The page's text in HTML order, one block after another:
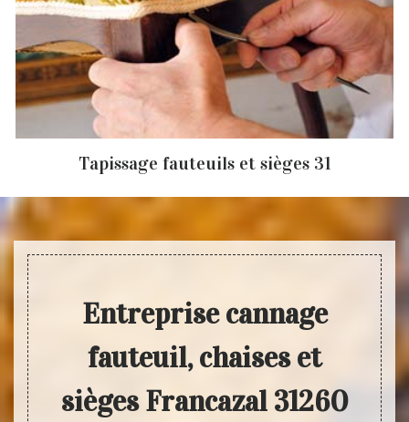
Tapissage fauteuils et sièges 31
Entreprise cannage
fauteuil, chaises et
sièges Francazal 31260